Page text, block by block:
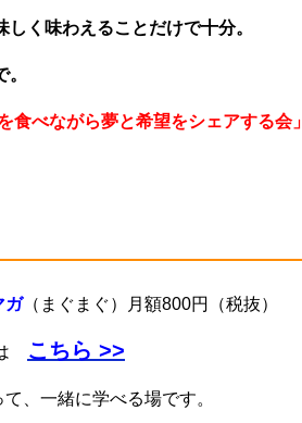
く味わえることだけで十分。
食べながら夢と希望をシェアする会」
ガ（まぐまぐ）月額800円（税抜）
こちら >>
、一緒に学べる場です。